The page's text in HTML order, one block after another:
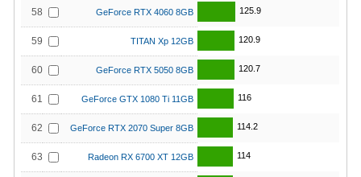
58 GeForce RTX 4060 8GB 125.9
59 TITAN Xp 12GB 120.9
60 GeForce RTX 5050 8GB 120.7
61 GeForce GTX 1080 Ti 11GB 116
62 GeForce RTX 2070 Super 8GB 114.2
63 Radeon RX 6700 XT 12GB 114